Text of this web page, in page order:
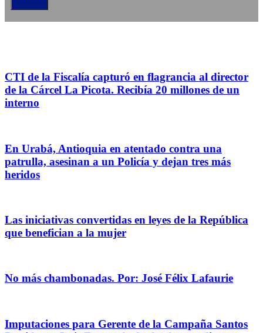
CTI de la Fiscalía capturó en flagrancia al director
de la Cárcel La Picota. Recibía 20 millones de un
interno
En Urabá, Antioquia en atentado contra una
patrulla, asesinan a un Policía y dejan tres más
heridos
Las iniciativas convertidas en leyes de la República
que benefician a la mujer
No más chambonadas. Por: José Félix Lafaurie
Imputaciones para Gerente de la Campaña Santos